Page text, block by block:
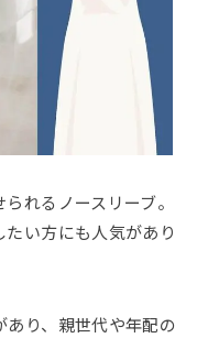
れるノースリーブ。
い方にも人気があり
あり、親世代や年配の